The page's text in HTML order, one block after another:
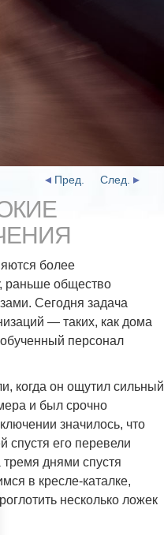
След.
Пред.
более
раньше общество
Сегодня задача
— таких, как дома
персонал
когда он ощутил сильный
и был срочно
значилось, что
спустя его перевели
днями спустя
в кресле-каталке,
несколько ложек